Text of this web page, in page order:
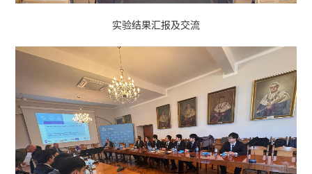
实验结果汇报及交流